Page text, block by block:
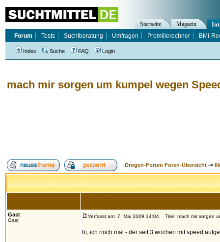
mach mir sorgen um kumpel wegen
Drogen-Forum Foren-Übersicht ->
Gast
Gast
Verfasst am: 7. Mai 2009 14:04 Titel: mach mir sorgen
hi, ich noch mal - der seit 3 wochen mit speed
Startseite Magazin
Forum
Tests Suchtberatung Umfragen Promillerechner BMI-
Index Suche FAQ Login